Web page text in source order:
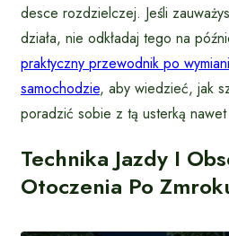
desce rozdzielczej. Jeśli
działa, nie odkładaj tego na
praktyczny przewodnik po
samochodzie, aby wiedzieć, jak
poradzić sobie z tą usterką nawet
Technika Jazdy I
Otoczenia Po